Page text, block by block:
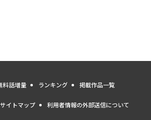
料話増量 ランキング 掲載作品一覧
サイトマップ 利用者情報の外部送信について